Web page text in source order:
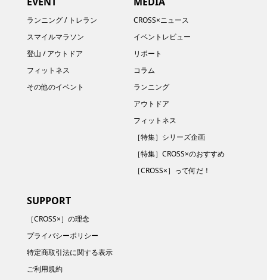
ランニング / トレラン
スマイルマラソン
登山 / アウトドア
フィットネス
その他のイベント
CROSS×ニュース
イベントレビュー
リポート
コラム
ランニング
アウトドア
フィットネス
［特集］シリーズ企画
［特集］CROSS×のおすすめ
［CROSS×］って何だ！
SUPPORT
［CROSS×］の理念
プライバシーポリシー
特定商取引法に関する表示
ご利用規約